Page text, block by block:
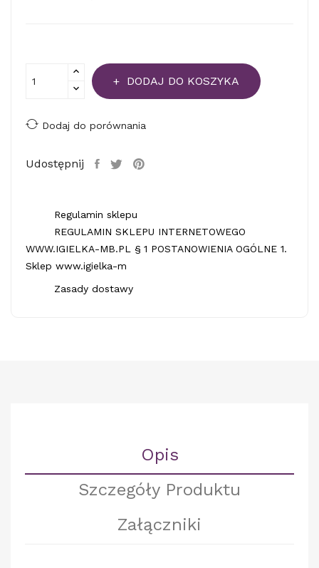
DODAJ DO KOSZYKA
Dodaj do porównania
Udostępnij
Regulamin sklepu
REGULAMIN SKLEPU INTERNETOWEGO
WWW.IGIELKA-MB.PL § 1 POSTANOWIENIA OGÓLNE 1.
Sklep www.igielka-m
Zasady dostawy
Opis
Szczegóły Produktu
Załączniki